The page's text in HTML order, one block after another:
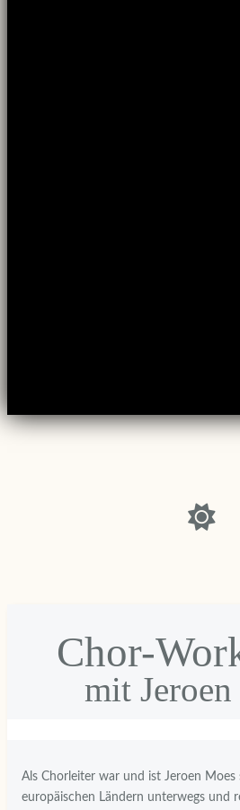
Chor-
mit
Als Chorleiter war und ist Jeroen Moes
europäischen Ländern unterwegs und